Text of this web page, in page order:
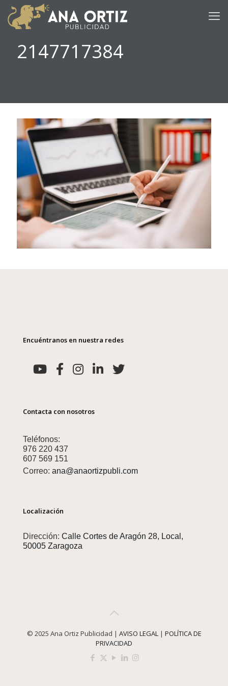
2147717384
Encuéntranos en nuestra redes
Contacta con nosotros
Teléfonos:
976 220 437
607 569 151
Correo: ana@anaortizpubli.com
Localización
Dirección: Calle Cortes de Aragón 28, Local,
50005 Zaragoza
© 2025 Ana Ortiz Publicidad | AVISO LEGAL | POLÍTICA DE
PRIVACIDAD